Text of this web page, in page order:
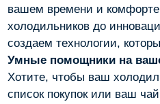
вашем времени и
холодильников до
создаем технологии,
Умные помощники на
Хотите, чтобы ваш
список покупок или ваш